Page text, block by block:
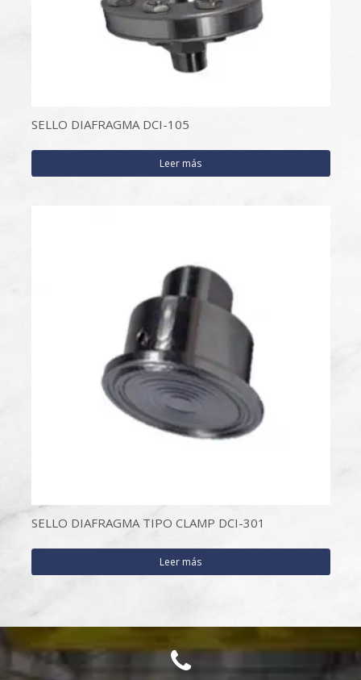
SELLO DIAFRAGMA DCI-105
Leer más
SELLO DIAFRAGMA TIPO CLAMP DCI-301
Leer más